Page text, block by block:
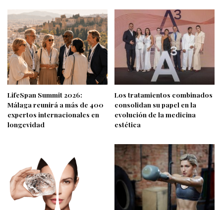
LifeSpan Summit 2026:
Málaga reunirá a más de 400
expertos internacionales en
longevidad
Los tratamientos combinados
consolidan su papel en la
evolución de la medicina
estética